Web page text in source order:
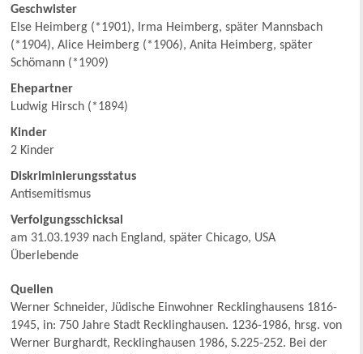
Geschwister
Else Heimberg (*1901), Irma Heimberg, später Mannsbach
(*1904), Alice Heimberg (*1906), Anita Heimberg, später
Schömann (*1909)
Ehepartner
Ludwig Hirsch (*1894)
Kinder
2 Kinder
Diskriminierungsstatus
Antisemitismus
Verfolgungsschicksal
am 31.03.1939 nach England, später Chicago, USA
Überlebende
Quellen
Werner Schneider, Jüdische Einwohner Recklinghausens 1816-
1945, in: 750 Jahre Stadt Recklinghausen. 1236-1986, hrsg. von
Werner Burghardt, Recklinghausen 1986, S.225-252. Bei der